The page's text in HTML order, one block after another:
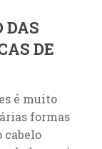
DAS
DE
é muito
formas
cabelo